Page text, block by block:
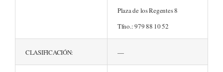
Plaza de los Regentes 8
Tfno.: 979 88 10 52
CLASIFICACIÓN: —